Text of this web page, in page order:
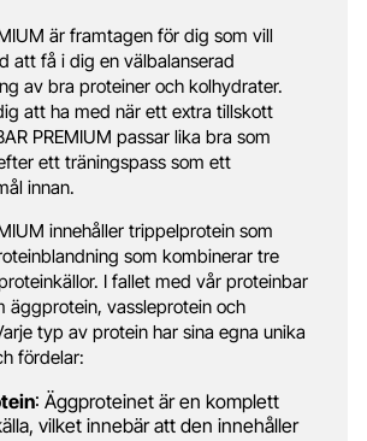
är framtagen för dig som vill
att få i dig en välbalanserad
av bra proteiner och kolhydrater.
att ha med när ett extra tillskott
PREMIUM passar lika bra som
ett träningspass som ett
innan.
innehåller trippelprotein som
som kombinerar tre
I fallet med vår proteinbar
äggprotein, vassleprotein och
typ av protein har sina egna unika
fördelar:
: Äggproteinet är en komplett
vilket innebär att den innehåller